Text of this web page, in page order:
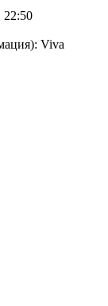
22:50
Viva